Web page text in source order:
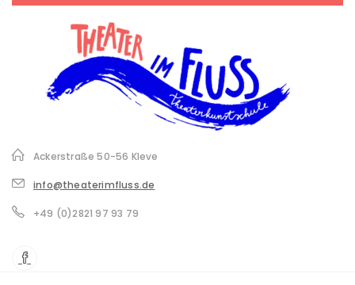
Ackerstraße 50-56 Kleve
info@theaterimfluss.de
+49 (0)2821 97 93 79